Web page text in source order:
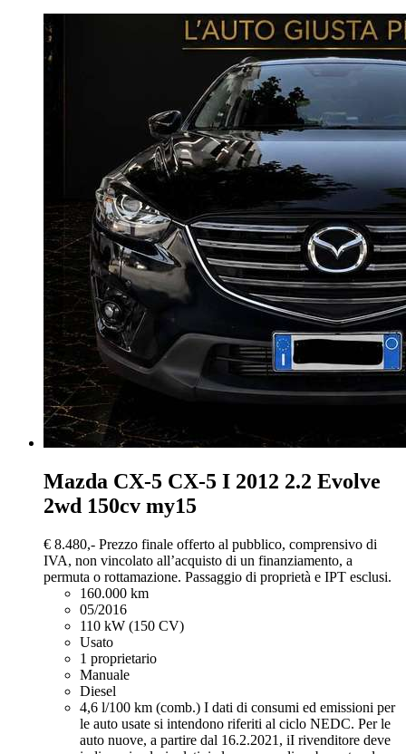
Mazda CX-5 CX-5 I 2012 2.2 Evolve
2wd 150cv my15
€ 8.480,- Prezzo finale offerto al pubblico, comprensivo di
IVA, non vincolato all’acquisto di un finanziamento, a
permuta o rottamazione. Passaggio di proprietà e IPT esclusi.
160.000 km
05/2016
110 kW (150 CV)
Usato
1 proprietario
Manuale
Diesel
4,6 l/100 km (comb.) I dati di consumi ed emissioni per
le auto usate si intendono riferiti al ciclo NEDC. Per le
auto nuove, a partire dal 16.2.2021, iI rivenditore deve